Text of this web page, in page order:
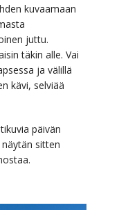
kuvaamaan
juttu.
täkin alle. Vai
ja välillä
kävi, selviää
päivän
sitten